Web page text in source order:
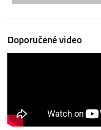
Doporučené video